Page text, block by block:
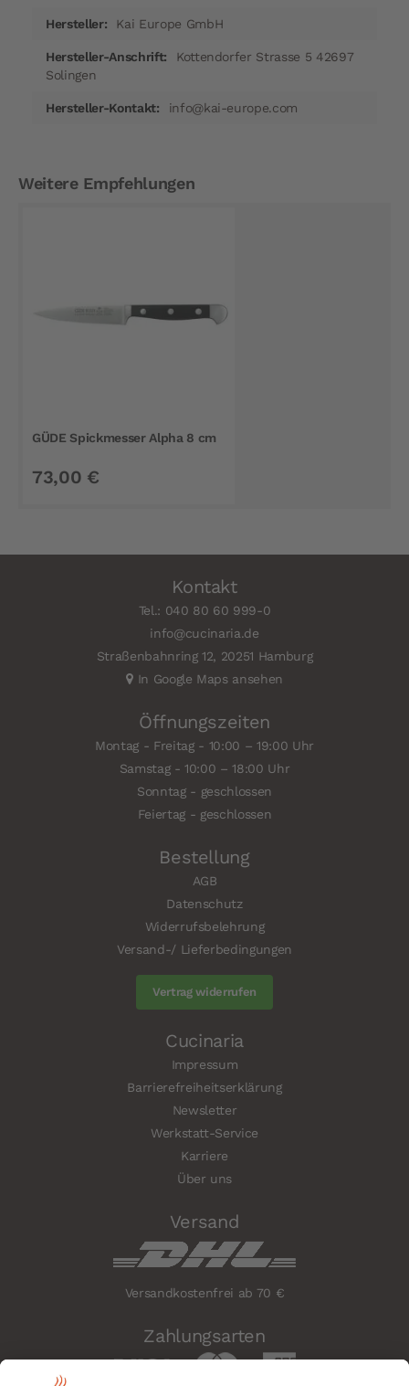
Kai Europe GmbH
Kottendorfer Strasse 5 42697
Solingen
info@kai-europe.com
Weitere Empfehlungen
GÜDE Spickmesser Alpha 8 cm
73,00 €
Kontakt
Tel.: 040 80 60 999-0
info@cucinaria.de
Straßenbahnring 12, 20251 Hamburg
In Google Maps ansehen
Öffnungszeiten
Montag - Freitag - 10:00 – 19:00 Uhr
Samstag - 10:00 – 18:00 Uhr
Sonntag - geschlossen
Feiertag - geschlossen
Bestellung
AGB
Datenschutz
Widerrufsbelehrung
Versand-/ Lieferbedingungen
Vertrag widerrufen
Cucinaria
Impressum
Barrierefreiheitserklärung
Newsletter
Werkstatt-Service
Karriere
Über uns
Versand
Versandkostenfrei ab 70 €
Zahlungsarten